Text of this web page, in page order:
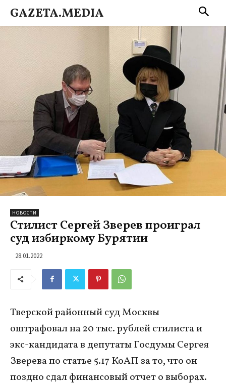
GAZETA.MEDIA
НОВОСТИ
Стилист Сергей Зверев проиграл
суд избиркому Бурятии
28.01.2022
Тверской районный суд Москвы
оштрафовал на 20 тыс. рублей стилиста и
экс-кандидата в депутаты Госдумы Сергея
Зверева по статье 5.17 КоАП за то, что он
поздно сдал финансовый отчет о выборах.